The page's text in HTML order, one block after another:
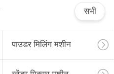
सभी
पाउडर मिलिंग मशीन